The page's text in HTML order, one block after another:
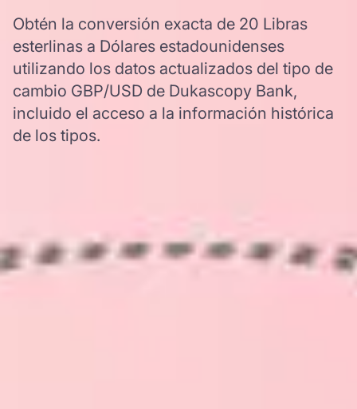
Obtén la conversión exacta de 20 Libras
esterlinas a Dólares estadounidenses
utilizando los datos actualizados del tipo de
cambio GBP/USD de Dukascopy Bank,
incluido el acceso a la información histórica
de los tipos.